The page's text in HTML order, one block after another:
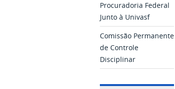
Procuradoria Federal
Junto à Univasf
Comissão Permanente
de Controle
Disciplinar